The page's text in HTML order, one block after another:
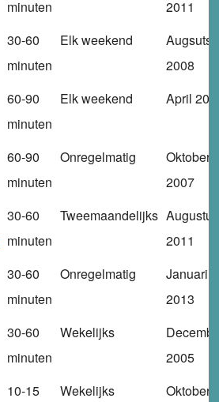
minuten
2011
30-60
minuten
Elk weekend
Augsuts
2008
60-90
minuten
Elk weekend April
60-90
minuten
Onregelmatig
Oktober
2007
30-60
minuten
Tweemaandelijks Augustus
2011
30-60
minuten
Onregelmatig
Januari
2013
30-60
minuten
Wekelijks
2005
10-15
Wekelijks
Oktober